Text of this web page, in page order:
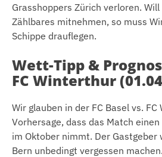
Grasshoppers Zürich verloren.
Zählbares mitnehmen, so muss
Schippe drauflegen.
Wett-Tipp &
FC Winterthur
Wir glauben in der FC Basel vs.
Vorhersage, dass das Match
im Oktober nimmt. Der Gastgeber
Bern unbedingt vergessen